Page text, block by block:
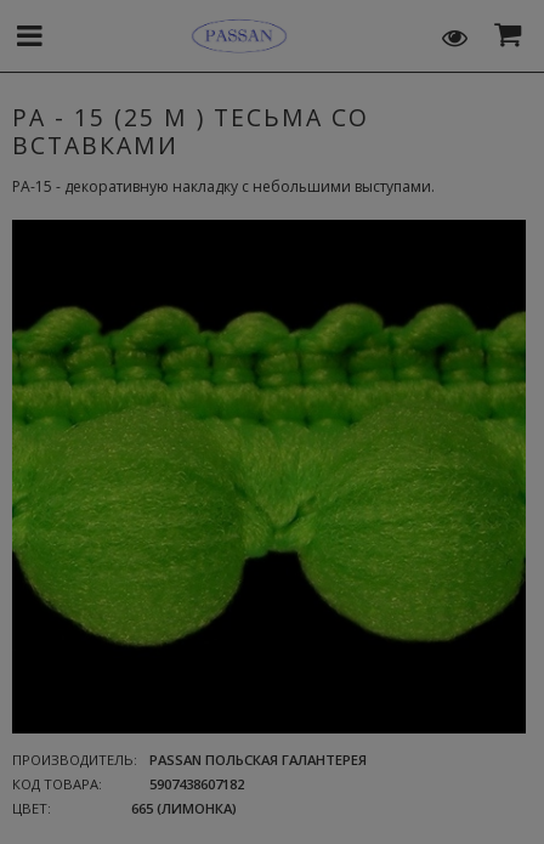
PA - 15 (25 М ) ТЕСЬМА СО
ВСТАВКАМИ
PA-15 - декоративную накладку с небольшими выступами.
ПРОИЗВОДИТЕЛЬ:
PASSAN ПОЛЬСКАЯ ГАЛАНТЕРЕЯ
КОД ТОВАРА:
5907438607182
ЦВЕТ:
665 (ЛИМОНКА)